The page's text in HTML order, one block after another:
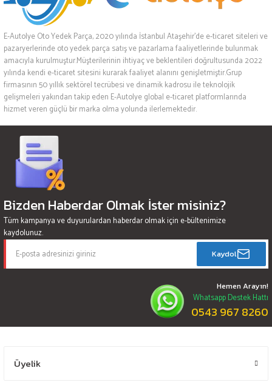
E-Autolye Oto Yedek Parça, 2020 yılında İstanbul Ataşehir’de e-ticaret siteleri ve
pazaryerlerinde oto yedek parça satış ve pazarlama faaliyetlerinde bulunmak
amacıyla kurulmuştur.Müşterilerinin ihtiyaç ve beklentileri doğrultusunda 2022
yılında kendi e-ticaret sitesini kurarak faaliyet alanını genişletmiştir.Grup
firmasının 50 yıllık sektörel tecrübesi ve dinamik kadrosu ile teknolojik
gelişmeleri yakından takip eden E-Autolye global e-ticaret platformlarında
hizmet veren güçlü bir marka olma yolunda ilerlemektedir.
Bizden Haberdar Olmak İster misiniz?
Tüm kampanya ve duyurulardan haberdar olmak için e-bültenimize
kaydolunuz.
Kaydol
Hemen Arayın!
Whatsapp Destek Hattı
0543 967 8260
Üyelik